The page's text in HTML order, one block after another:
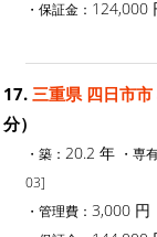
・保証金： 124,000
17. 三重県 四日市
分）
・築： 20.2 年 ・専
03]
・管理費： 3,000 円